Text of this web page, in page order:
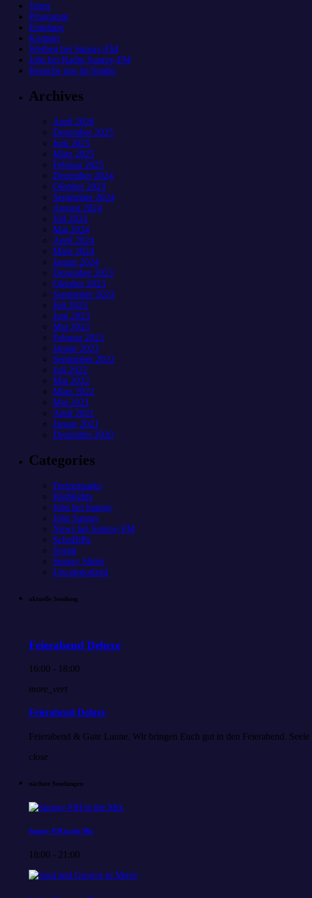
Team
Programm
Empfang
Kontakt
Werben bei Sunray-FM
Jobs bei Radio Sunray-FM
Besuche uns im Studio
Archives
April 2026
Dezember 2025
Juni 2025
März 2025
Februar 2025
Dezember 2024
Oktober 2024
September 2024
August 2024
Juli 2024
Mai 2024
April 2024
März 2024
Januar 2024
Dezember 2023
Oktober 2023
September 2023
Juli 2023
Juni 2023
Mai 2023
Februar 2023
Januar 2023
September 2022
Juli 2022
Mai 2022
März 2022
Mai 2021
April 2021
Januar 2021
Dezember 2020
Categories
Freizeitparks
Highlights
Jobs bei Sunray
Jobs Sunray
News bei Sunray-FM
SchoBiPa
Sozial
Sunray Slider
Uncategorized
aktuelle Sendung
Feierabend Deluxe
16:00 - 18:00
more_vert
Feierabend Deluxe
Feierabend & Gute Laune. Wir bringen Euch gut in den Feierabend.
close
nächste Sendungen
Sunray-FM in the Mix
18:00 - 21:00